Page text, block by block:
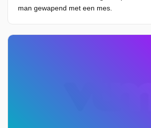
man gewapend met een mes.